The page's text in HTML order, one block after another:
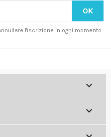
l'iscrizione in ogni momento.

